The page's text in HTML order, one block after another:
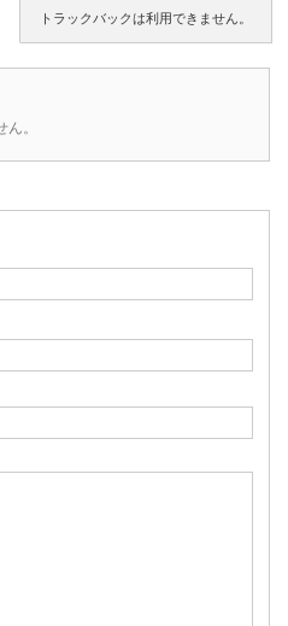
トラックバックは利用できません。
。